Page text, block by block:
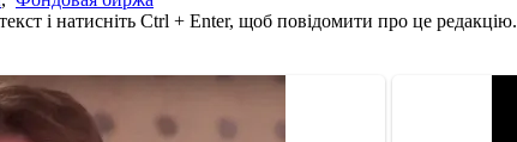
і натисніть Ctrl + Enter, щоб повідомити про це редакцію.